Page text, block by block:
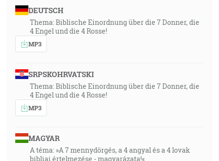
DEUTSCH
Thema: Biblische Einordnung über die 7 Donner, die
4 Engel und die 4 Rosse!
MP3
SRPSKOHRVATSKI
Thema: Biblische Einordnung über die 7 Donner, die
4 Engel und die 4 Rosse!
MP3
MAGYAR
A téma: »A 7 mennydörgés, a 4 angyal és a 4 lovak
bibliai értelmezése - magyarázata!«